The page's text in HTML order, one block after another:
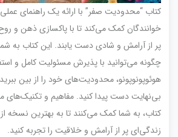
کتاب “محدودیت صفر” با ارائه یک راهنمای
خوانندگان کمک می‌کند تا با پاکسازی ذهن و
پر از آرامش و شادی دست یابند. این کتاب به
چگونه می‌توانید با پذیرش مسئولیت کامل و
هوئوپونوپونو، محدودیت‌های خود را از بین
بی‌نهایت دست پیدا کنید. مفاهیم و تکنیک‌های
کتاب، به شما کمک می‌کنند تا به بهترین نسخه
زندگی‌ای پر از آرامش و خلاقیت را تجربه کنید.